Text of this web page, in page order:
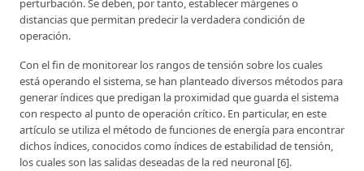
perturbación. Se deben, por tanto, establecer márgenes o
distancias que permitan predecir la verdadera condición de
operación.
Con el fin de monitorear los rangos de tensión sobre los cuales
está operando el sistema, se han planteado diversos métodos para
generar índices que predigan la proximidad que guarda el sistema
con respecto al punto de operación crítico. En particular, en este
artículo se utiliza el método de funciones de energía para encontrar
dichos índices, conocidos como índices de estabilidad de tensión,
los cuales son las salidas deseadas de la red neuronal [6].